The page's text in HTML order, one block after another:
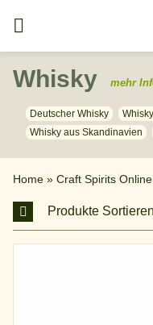
Inhalt
springen
Whisky mehr
Deutscher Whisky
Whisky aus Skandinavien
Home» Craft Spirits
Produkte